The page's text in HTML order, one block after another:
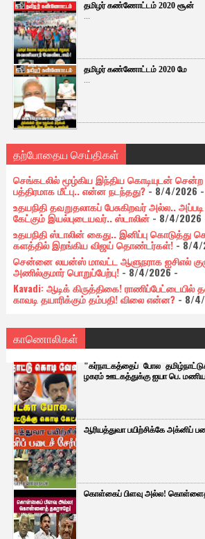
தமிழர் கண்ணோட்டம் 2020 சூன்
...
தமிழர் கண்ணோட்டம் 2020 மே
...
தற்போதைய செய்திகள்
செங்கடலில் மூழ்கிய இந்திய கொடியுடன்
பத்திரமாக மீட்பு.. என்ன நடந்தது?- 8/4/2026-
உதயநிதி தவறுதலாகப் பேசுகிறவர் அல்ல..
கேட்கும் இயல்புடையவர்.. ஸ்டாலின்- 8/4/2026
உதயநிதி ஸ்டாலின் கைது.. இனிப்பு
களத்தில் இறங்கிய விஜய் தொண்டர்கள்!- 8/4/
சென்னை லயன்ஸ் மாவட்ட ஆளுநராக ஐசிஎல்
அணில்குமார் பொறுப்பேற்பு!- 8/4/2026-
Kavadi: ஆடிக் கிருத்திகை!
காவடி தயாரிக்கும் தம்பதி! விலை என்ன?- 8/4/
காணொலிகள்
"கர்நாடகத்தைப் போல
ழகரம் ஊடகத்துக்கு ஐயா பெ.
ஆரியத்துவா பயிற்சிக்கே அக்னிப்
கொள்கைப் பிளவு அல்ல! கொள்ளைத்